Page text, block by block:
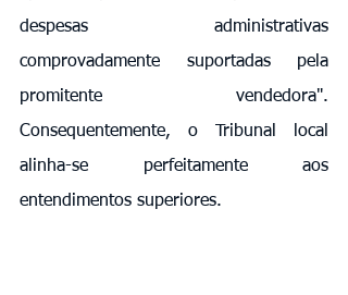
despesas administrativas
comprovadamente suportadas pela
promitente vendedora".
Consequentemente, o Tribunal local
alinha-se perfeitamente aos
entendimentos superiores.